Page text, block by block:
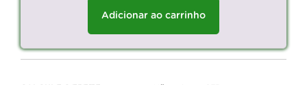
Adicionar ao carrinho